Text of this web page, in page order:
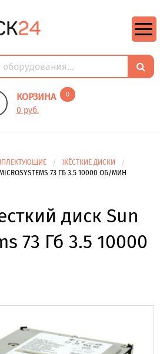
КОРЗИНА 0
0 руб.
ЖЁСТКИЕ ДИСКИ
73 ГБ 3.5 10000 ОБ/МИН
диск Sun
73 Гб 3.5 10000